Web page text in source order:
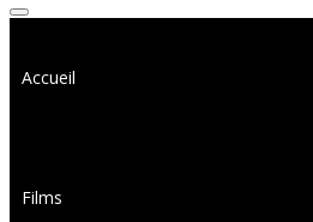
Accueil
Films